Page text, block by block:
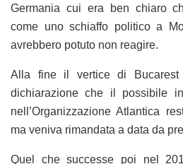
Germania cui era ben chiaro
come uno schiaffo politico a
avrebbero potuto non reagire.
Alla fine il vertice di
dichiarazione che il possibile
nell’Organizzazione Atlantica
ma veniva rimandata a data da
Quel che successe poi nel